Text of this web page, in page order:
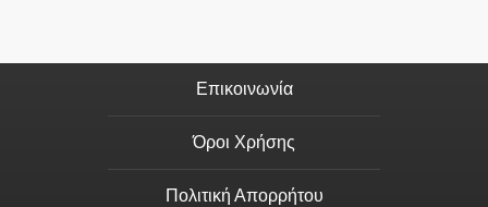
Επικοινωνία
Όροι Χρήσης
Πολιτική Απορρήτου